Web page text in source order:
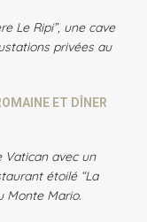
Le Ripi”, une cave
privées au
ET DÎNER
Vatican avec un
étoilé “La
Monte Mario.